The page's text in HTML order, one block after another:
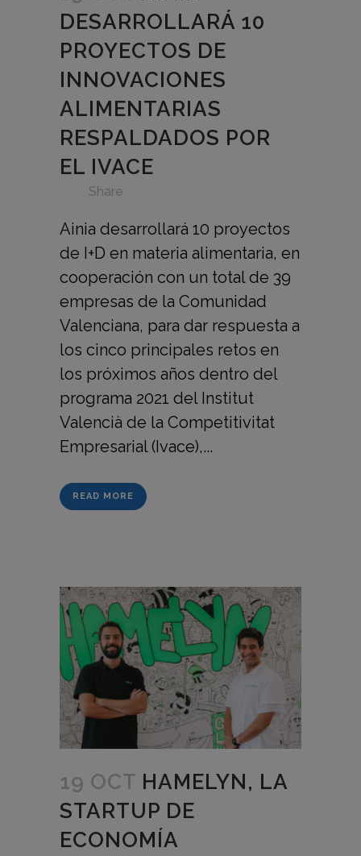
DESARROLLARÁ 10
PROYECTOS DE
INNOVACIONES
ALIMENTARIAS
RESPALDADOS POR
EL IVACE
Share
Ainia desarrollará 10 proyectos
de I+D en materia alimentaria, en
cooperación con un total de 39
empresas de la Comunidad
Valenciana, para dar respuesta a
los cinco principales retos en
los próximos años dentro del
programa 2021 del Institut
Valencià de la Competitivitat
Empresarial (Ivace),...
READ MORE
19 OCT HAMELYN, LA
STARTUP DE
ECONOMÍA